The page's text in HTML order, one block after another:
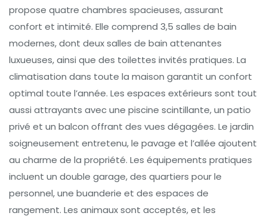
propose quatre chambres spacieuses, assurant
confort et intimité. Elle comprend 3,5 salles de bain
modernes, dont deux salles de bain attenantes
luxueuses, ainsi que des toilettes invités pratiques. La
climatisation dans toute la maison garantit un confort
optimal toute l’année. Les espaces extérieurs sont tout
aussi attrayants avec une piscine scintillante, un patio
privé et un balcon offrant des vues dégagées. Le jardin
soigneusement entretenu, le pavage et l’allée ajoutent
au charme de la propriété. Les équipements pratiques
incluent un double garage, des quartiers pour le
personnel, une buanderie et des espaces de
rangement. Les animaux sont acceptés, et les